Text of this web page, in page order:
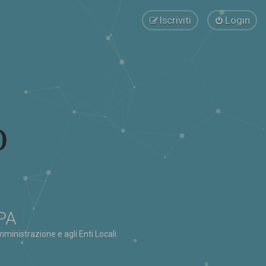
Login
Iscriviti
e agli Enti Locali.